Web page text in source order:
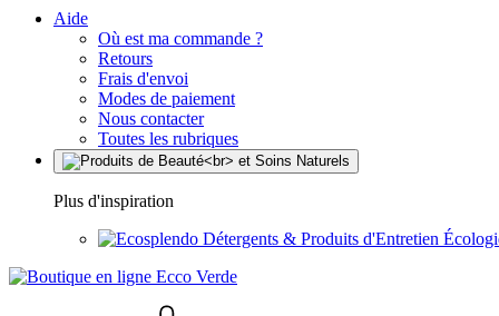
Aide
Où est ma commande ?
Retours
Frais d'envoi
Modes de paiement
Nous contacter
Toutes les rubriques
Plus d'inspiration
Détergents & Produits d'Entretien